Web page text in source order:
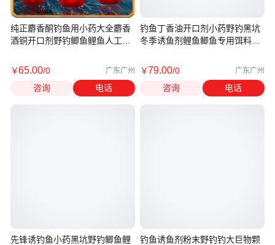
纯正麝香酮钓鱼用小药大全麝香
酒铜开口剂野钓鲫鱼鲤鱼人工诱
￥65.00/0 广东广州
咨询 电话
先锋诱钓鱼小药黑坑野钓鲫鱼鲤
钓鱼丁香油开口剂小药野钓黑坑
冬季诱鱼剂鲤鱼鲫鱼专用饵料鱼
￥79.00/0 广东广州
咨询 电话
钓鱼诱鱼剂粉末野钓钓大巨物颗